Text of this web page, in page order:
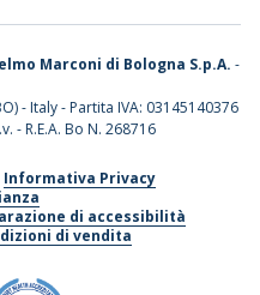
Marconi di Bologna S.p.A. -
- Italy - Partita IVA: 03145140376
- R.E.A. Bo N. 268716
Informativa Privacy
di accessibilità
di vendita